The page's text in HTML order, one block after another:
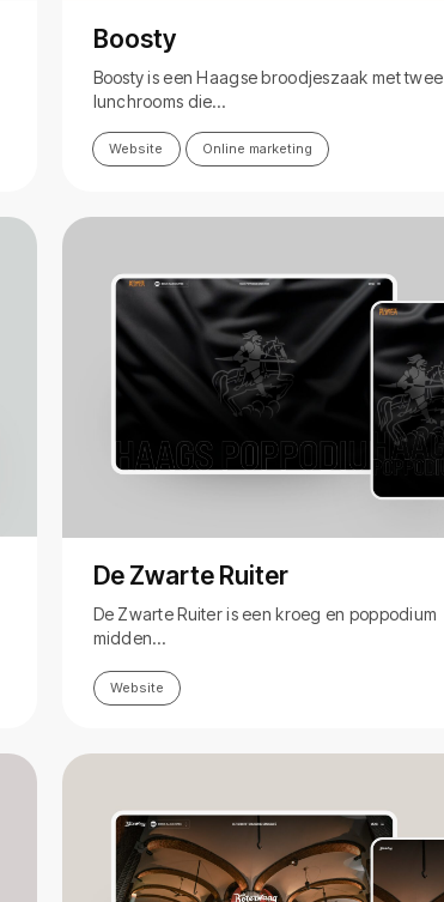
Boosty
Boosty is een Haagse broodjeszaak met twee
lunchrooms die…
Website Online marketing
De Zwarte Ruiter
De Zwarte Ruiter is een kroeg en poppodium
midden…
Website